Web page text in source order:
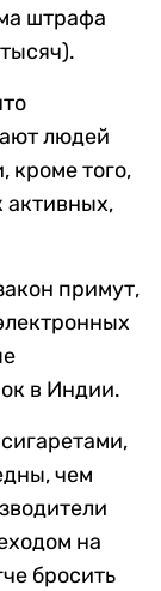
штрафа
людей
кроме того,
активных,
примут,
в Индии.
чем
на
бросить